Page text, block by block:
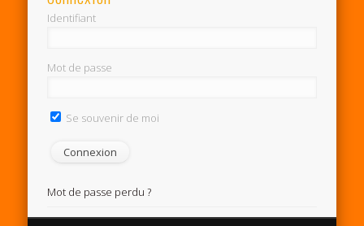
Identifiant
Mot de passe
Se souvenir de moi
Mot de passe perdu ?